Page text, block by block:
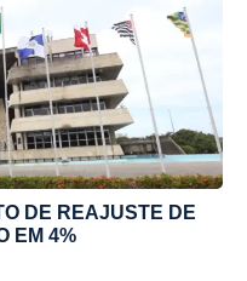
DE REAJUSTE DE
EM 4%